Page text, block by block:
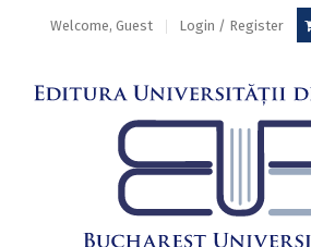
Welcome, Guest Login / Register